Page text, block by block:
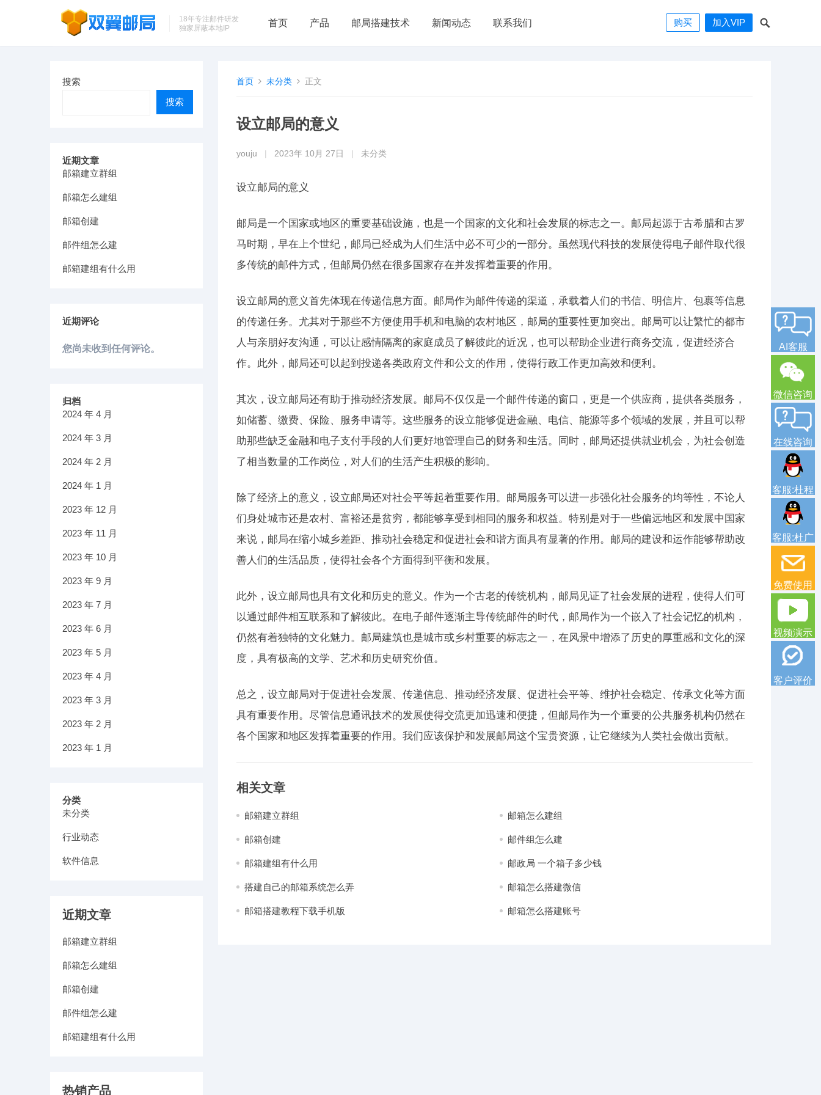
18年专注邮件研发
独家屏蔽本地IP
首页 产品 邮局搭建技术 新闻动态 联系我们 购买 加入VIP
首页 未分类 正文
设立邮局的意义
youju 2023年 10月 27日 未分类
设立邮局的意义
邮局是一个国家或地区的重要基础设施，也是一个国家的文化和社会发展的标志之一。邮局起源于古希腊和古罗
马时期，早在上个世纪，邮局已经成为人们生活中必不可少的一部分。虽然现代科技的发展使得电子邮件取代很
多传统的邮件方式，但邮局仍然在很多国家存在并发挥着重要的作用。
设立邮局的意义首先体现在传递信息方面。邮局作为邮件传递的渠道，承载着人们的书信、明信片、包裹等信息
的传递任务。尤其对于那些不方便使用手机和电脑的农村地区，邮局的重要性更加突出。邮局可以让繁忙的都市
人与亲朋好友沟通，可以让感情隔离的家庭成员了解彼此的近况，也可以帮助企业进行商务交流，促进经济合
作。此外，邮局还可以起到投递各类政府文件和公文的作用，使得行政工作更加高效和便利。
其次，设立邮局还有助于推动经济发展。邮局不仅仅是一个邮件传递的窗口，更是一个供应商，提供各类服务，
如储蓄、缴费、保险、服务申请等。这些服务的设立能够促进金融、电信、能源等多个领域的发展，并且可以帮
助那些缺乏金融和电子支付手段的人们更好地管理自己的财务和生活。同时，邮局还提供就业机会，为社会创造
了相当数量的工作岗位，对人们的生活产生积极的影响。
除了经济上的意义，设立邮局还对社会平等起着重要作用。邮局服务可以进一步强化社会服务的均等性，不论人
们身处城市还是农村、富裕还是贫穷，都能够享受到相同的服务和权益。特别是对于一些偏远地区和发展中国家
来说，邮局在缩小城乡差距、推动社会稳定和促进社会和谐方面具有显著的作用。邮局的建设和运作能够帮助改
善人们的生活品质，使得社会各个方面得到平衡和发展。
此外，设立邮局也具有文化和历史的意义。作为一个古老的传统机构，邮局见证了社会发展的进程，使得人们可
以通过邮件相互联系和了解彼此。在电子邮件逐渐主导传统邮件的时代，邮局作为一个嵌入了社会记忆的机构，
仍然有着独特的文化魅力。邮局建筑也是城市或乡村重要的标志之一，在风景中增添了历史的厚重感和文化的深
度，具有极高的文学、艺术和历史研究价值。
总之，设立邮局对于促进社会发展、传递信息、推动经济发展、促进社会平等、维护社会稳定、传承文化等方面
具有重要作用。尽管信息通讯技术的发展使得交流更加迅速和便捷，但邮局作为一个重要的公共服务机构仍然在
各个国家和地区发挥着重要的作用。我们应该保护和发展邮局这个宝贵资源，让它继续为人类社会做出贡献。
相关文章
邮箱建立群组 邮箱怎么建组
邮箱创建 邮件组怎么建
邮箱建组有什么用 邮政局 一个箱子多少钱
搭建自己的邮箱系统怎么弄 邮箱怎么搭建微信
邮箱搭建教程下载手机版 邮箱怎么搭建账号
搜索
搜索
近期文章
邮箱建立群组
邮箱怎么建组
邮箱创建
邮件组怎么建
邮箱建组有什么用
近期评论
您尚未收到任何评论。
归档
2024 年 4 月
2024 年 3 月
2024 年 2 月
2024 年 1 月
2023 年 12 月
2023 年 11 月
2023 年 10 月
2023 年 9 月
2023 年 7 月
2023 年 6 月
2023 年 5 月
2023 年 4 月
2023 年 3 月
2023 年 2 月
2023 年 1 月
分类
未分类
行业动态
软件信息
近期文章
邮箱建立群组
邮箱怎么建组
邮箱创建
邮件组怎么建
邮箱建组有什么用
热销产品
AI客服
微信咨询
在线咨询
客服:杜程
客服:杜广
免费使用
视频演示
客户评价